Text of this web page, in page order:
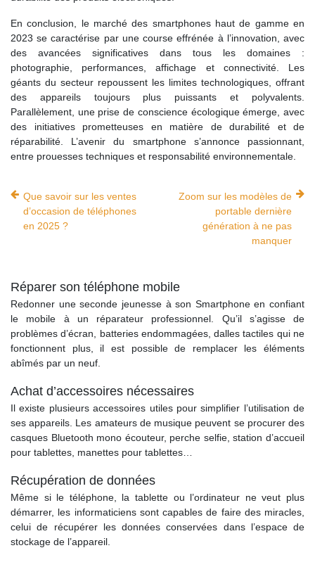
En conclusion, le marché des smartphones haut de gamme en
2023 se caractérise par une course effrénée à l’innovation, avec
des avancées significatives dans tous les domaines :
photographie, performances, affichage et connectivité. Les
géants du secteur repoussent les limites technologiques, offrant
des appareils toujours plus puissants et polyvalents.
Parallèlement, une prise de conscience écologique émerge, avec
des initiatives prometteuses en matière de durabilité et de
réparabilité. L’avenir du smartphone s’annonce passionnant,
entre prouesses techniques et responsabilité environnementale.
Que savoir sur les ventes
d’occasion de téléphones
en 2025 ?
Zoom sur les modèles de
portable dernière
génération à ne pas
manquer
Réparer son téléphone mobile
Redonner une seconde jeunesse à son Smartphone en confiant
le mobile à un réparateur professionnel. Qu’il s’agisse de
problèmes d’écran, batteries endommagées, dalles tactiles qui ne
fonctionnent plus, il est possible de remplacer les éléments
abîmés par un neuf.
Achat d’accessoires nécessaires
Il existe plusieurs accessoires utiles pour simplifier l’utilisation de
ses appareils. Les amateurs de musique peuvent se procurer des
casques Bluetooth mono écouteur, perche selfie, station d’accueil
pour tablettes, manettes pour tablettes…
Récupération de données
Même si le téléphone, la tablette ou l’ordinateur ne veut plus
démarrer, les informaticiens sont capables de faire des miracles,
celui de récupérer les données conservées dans l’espace de
stockage de l’appareil.